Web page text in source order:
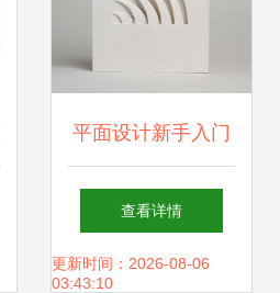
平面设计新手入门
《立体构成》如何
塑造你的设计思维
查看详情
更新时间：2026-08-06
03:43:10